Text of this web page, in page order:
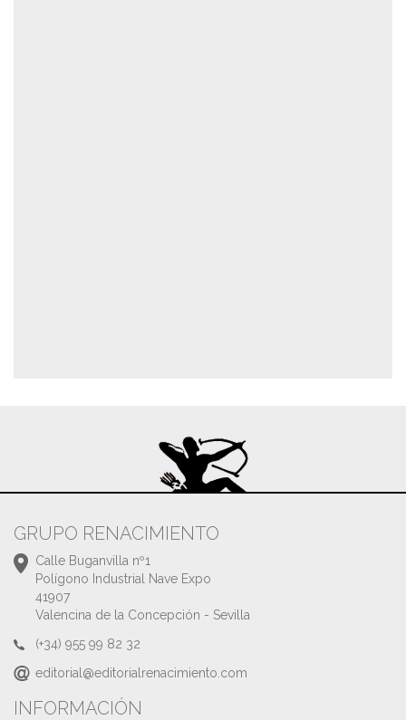
GRUPO RENACIMIENTO
Calle Buganvilla nº1
Polígono Industrial Nave Expo
41907
Valencina de la Concepción - Sevilla
(+34) 955 99 82 32
editorial@editorialrenacimiento.com
INFORMACIÓN